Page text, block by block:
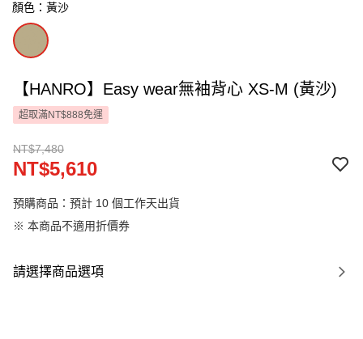
顏色：黃沙
【HANRO】Easy wear無袖背心 XS-M (黃沙)
超取滿NT$888免運
NT$7,480
NT$5,610
預購商品：預計 10 個工作天出貨
※ 本商品不適用折價券
請選擇商品選項